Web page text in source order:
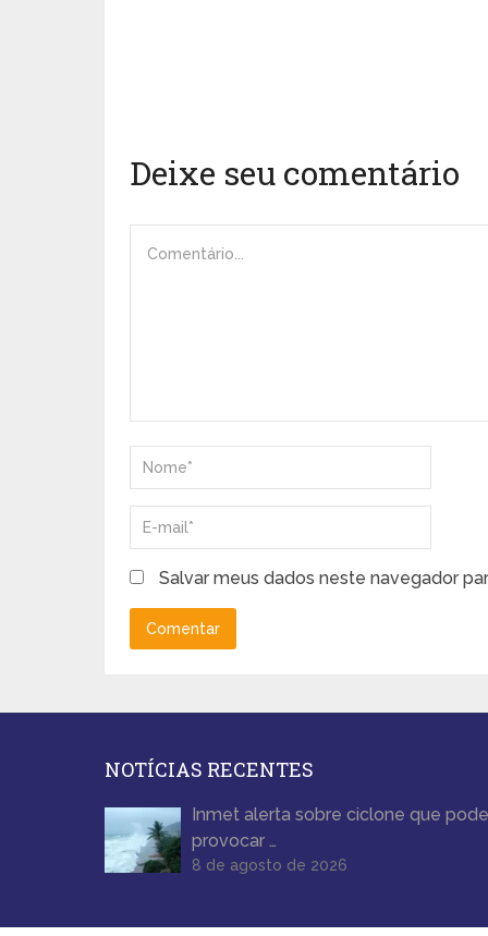
Deixe seu comentário
Salvar meus dados neste navegador
NOTÍCIAS RECENTES
Inmet alerta sobre ciclone que pode
provocar …
8 de agosto de 2026